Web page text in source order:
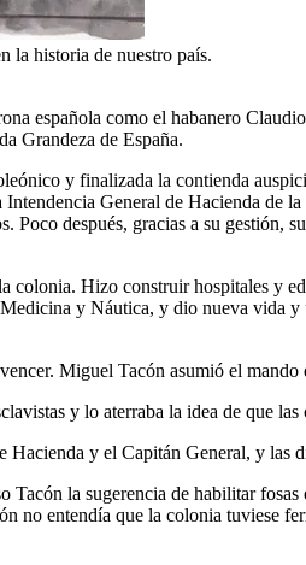
la historia de nuestro país.
española como el habanero
Grandeza de España.
y finalizada la contienda
General de Hacienda de
Poco después, gracias a su
Hizo construir hospitales y
y Náutica, y dio nueva vida
Miguel Tacón asumió el
y lo aterraba la idea de que
y el Capitán General, y las
la sugerencia de habilitar
no entendía que la colonia tuviese